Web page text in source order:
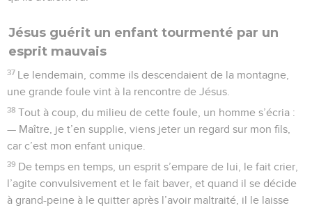
Jésus guérit un enfant tourmenté par un
esprit mauvais
37 Le lendemain, comme ils descendaient de la montagne,
une grande foule vint à la rencontre de Jésus.
38 Tout à coup, du milieu de cette foule, un homme s’écria :
— Maître, je t’en supplie, viens jeter un regard sur mon fils,
car c’est mon enfant unique.
39 De temps en temps, un esprit s’empare de lui, le fait crier,
l’agite convulsivement et le fait baver, et quand il se décide
à grand-peine à le quitter après l’avoir maltraité, il le laisse